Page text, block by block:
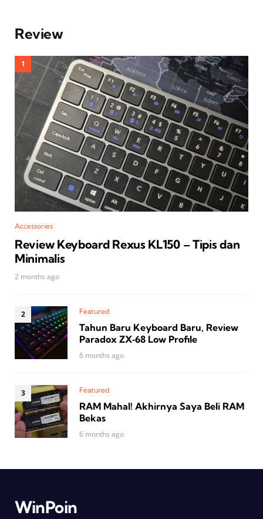
Review
Accessories
Review Keyboard Rexus KL150 – Tipis dan
Minimalis
2 months ago
Featured
Tahun Baru Keyboard Baru, Review
Paradox ZX‑68 Low Profile
6 months ago
Featured
RAM Mahal! Akhirnya Saya Beli RAM
Bekas
6 months ago
WinPoin